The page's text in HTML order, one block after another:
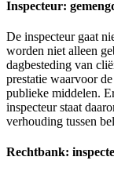
Inspecteur:
De inspecteur gaat
worden niet alleen
dagbesteding van
prestatie waarvoor
publieke middelen.
inspecteur staat
verhouding tussen
Rechtbank: